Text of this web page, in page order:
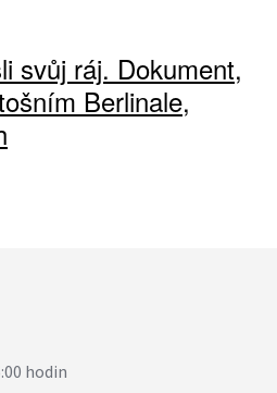
svůj ráj. Dokument,
Berlinale,